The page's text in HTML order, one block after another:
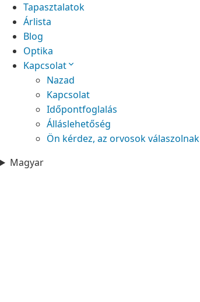
Tapasztalatok
Árlista
Blog
Optika
Kapcsolat
Nazad
Kapcsolat
Időpontfoglalás
Álláslehetőség
Ön kérdez, az orvosok válaszolnak
Magyar